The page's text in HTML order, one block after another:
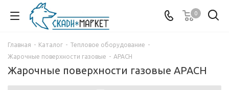
0
Главная - Каталог - Тепловое оборудование -
Жарочные поверхности газовые - APACH
Жарочные поверхности газовые APACH